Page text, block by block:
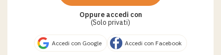
Oppure accedi con
(Solo privati)
Accedi con Google Accedi con Facebook